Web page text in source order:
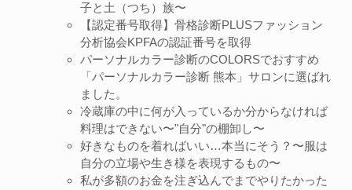
子と土（つち）族〜
【認定番号取得】骨格診断PLUSファッション
分析協会KPFAの認証番号を取得
パーソナルカラー診断のCOLORSでおすすめ
「パーソナルカラー診断 熊本」サロンに選ばれ
ました。
冷蔵庫の中に何が入っているか分からなければ
料理はできない〜"自分"の棚卸し〜
好きなものを着ればいい…本当にそう？〜服は
自分の立場や生き様を表現するもの〜
私が多額のお金を注ぎ込んでまでやりたかった